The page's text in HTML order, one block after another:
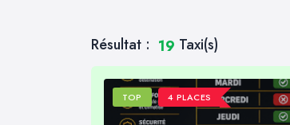
Résultat : 19 Taxi(s)
TOP 4 PLACES